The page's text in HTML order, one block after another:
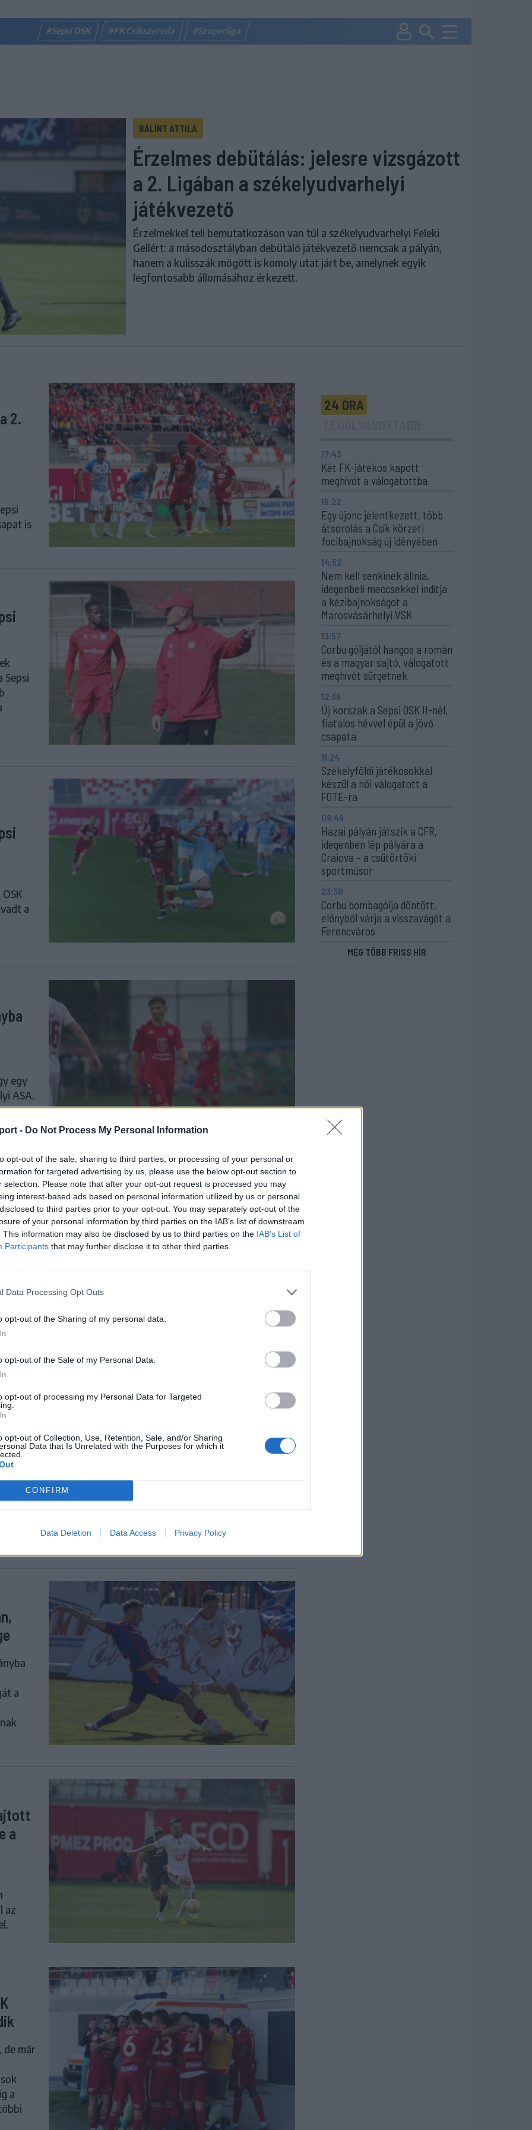
- Do Not Process My Personal Information
opt-out of the sale, sharing to third parties, or processing of your personal or
for targeted advertising by us, please use the below opt-out section to
selection. Please note that after your opt-out request is processed you may
interest-based ads based on personal information utilized by us or personal
to third parties prior to your opt-out. You may separately opt-out of the
of your personal information by third parties on the IAB’s list of downstream
This information may also be disclosed by us to third parties on the IAB’s List of
Participants that may further disclose it to other third parties.
Data Processing Opt Outs
opt-out of the Sharing of my personal data.
opt-out of the Sale of my Personal Data.
opt-out of processing my Personal Data for Targeted
opt-out of Collection, Use, Retention, Sale, and/or Sharing
Data that Is Unrelated with the Purposes for which it
CONFIRM
Data Deletion Data Access Privacy Policy
#Sepsi OSK #FK Csíkszereda #Szuperliga
BÁLINT ATTILA
Érzelmes debütálás: jelesre vizsgázott
a 2. Ligában a székelyudvarhelyi
játékvezető
Érzelmekkel teli bemutatkozáson van túl a székelyudvarhelyi Feleki
Gellért: a másodosztályban debütáló játékvezető nemcsak a pályán,
hanem a kulisszák mögött is komoly utat járt be, amelynek egyik
legfontosabb állomásához érkezett.
2.
is
a
egy
ASA.
2.
a
sok
az
az
a
a
az
de már
a
24 ÓRA
17:43
Két FK-játékos kapott
meghívót a válogatottba
16:22
Egy újonc jelentkezett, több
átsorolás a Csík körzeti
focibajnokság új idényében
14:52
Nem kell senkinek állnia,
idegenbeli meccsekkel indítja
a kézibajnokságot a
Marosvásárhelyi VSK
13:57
Corbu góljától hangos a román
és a magyar sajtó, válogatott
meghívót sürgetnek
12:36
Új korszak a Sepsi OSK II-nél,
fiatalos hévvel épül a jövő
csapata
11:24
Székelyföldi játékosokkal
készül a női válogatott a
FOTE-ra
09:49
Hazai pályán játszik a CFR,
idegenben lép pályára a
Craiova – a csütörtöki
sportműsor
23:30
Corbu bombagólja döntött,
előnyből várja a visszavágót a
Ferencváros
MÉG TÖBB FRISS HÍR